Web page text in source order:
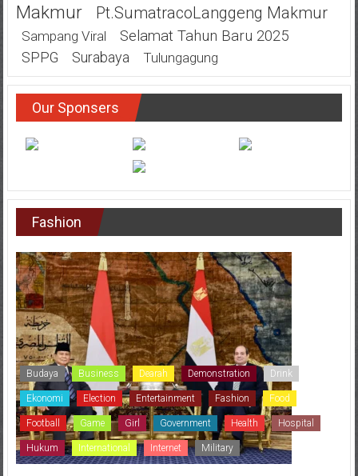
Makmur
Pt.SumatracoLanggeng Makmur
Sampang Viral Selamat Tahun Baru 2025
SPPG Surabaya Tulungagung
Our Sponsers
Fashion
Budaya Business Dearah Demonstration Drink
Ekonomi Election Entertainment Fashion Food
Football Game Girl Government Health Hospital
Hukum International Internet Military